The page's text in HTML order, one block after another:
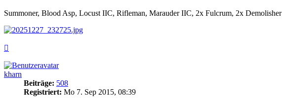
Summoner, Blood Asp, Locust IIC, Rifleman, Marauder IIC, 2x Fulcrum, 2x Demolisher
kharn
Beiträge: 508
Registriert: Mo 7. Sep 2015, 08:39